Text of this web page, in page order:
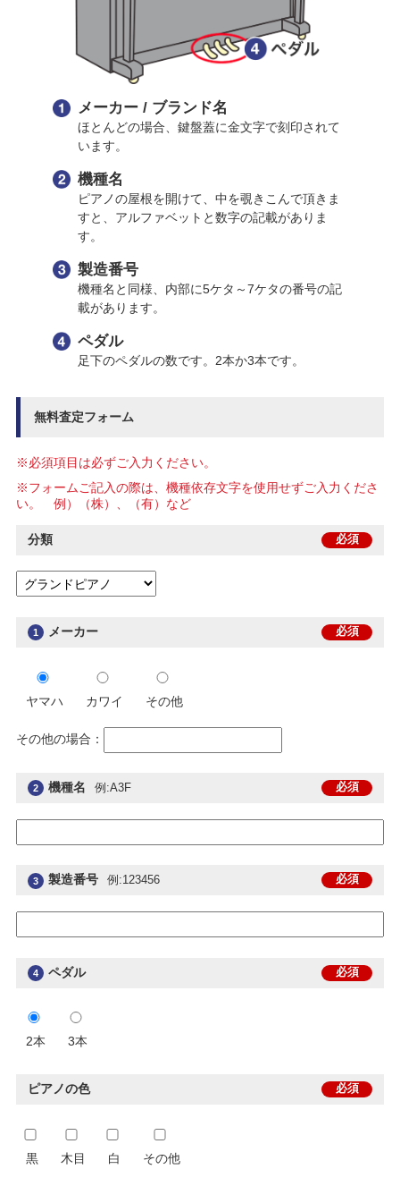
メーカー / ブランド名
ほとんどの場合、鍵盤蓋に金文字で刻印されて
います。
機種名
ピアノの屋根を開けて、中を覗きこんで頂きま
すと、アルファベットと数字の記載がありま
す。
製造番号
機種名と同様、内部に5ケタ～7ケタの番号の記
載があります。
ペダル
足下のペダルの数です。2本か3本です。
無料査定フォーム
※必須項目は必ずご入力ください。
※フォームご記入の際は、機種依存文字を使用せずご入力くださ
い。 例）（株）、（有）など
分類 必須
1 メーカー 必須
ヤマハ カワイ その他
その他の場合：
2 機種名 例:A3F 必須
3 製造番号 例:123456 必須
4 ペダル 必須
2本 3本
ピアノの色 必須
黒 木目 白 その他